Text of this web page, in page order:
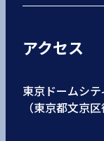
アクセス
東京ドームシ
（東京都文京